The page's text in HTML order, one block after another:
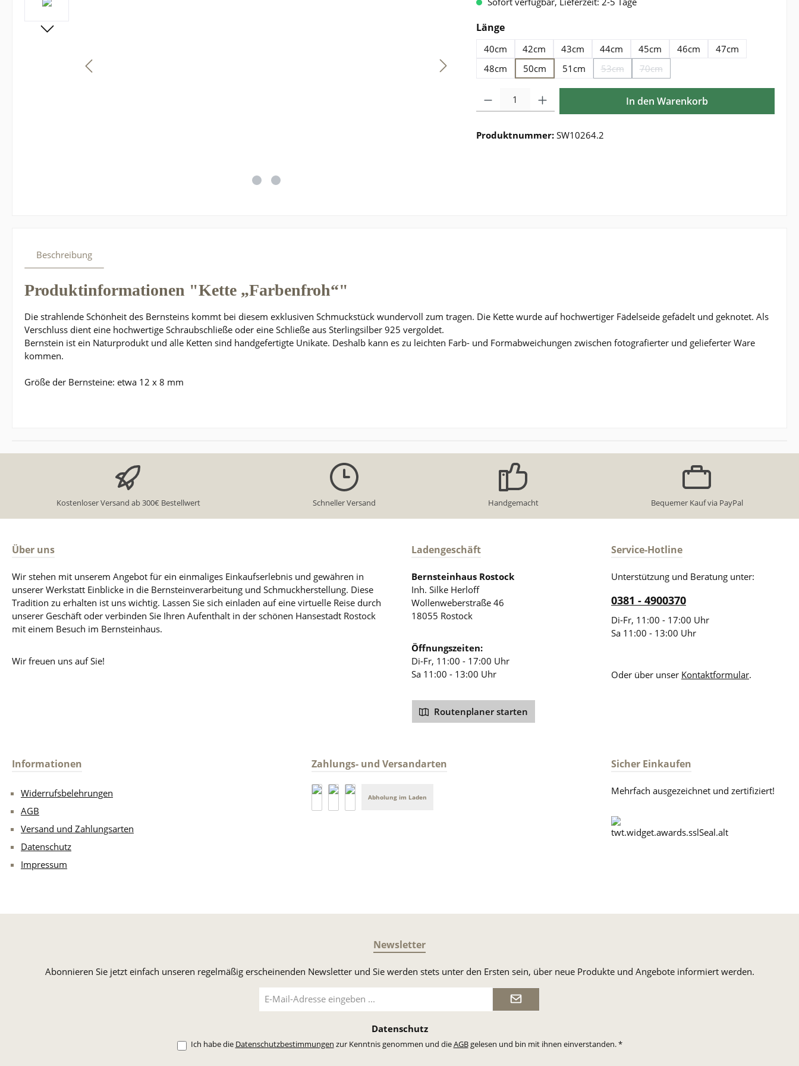
Längeauswählen
40cm 42cm 43cm 44cm 45cm 46cm
47cm
48cm
50cm 51cm 53cm
(Diese Option ist zurzeit nicht verfügbar.)
70cm
(Diese Option ist zurzeit nicht verfügbar.)
In den Warenkorb
Produktnummer: SW10264.2
Beschreibung
Produktinformationen "Kette „Farbenfroh“"
Die strahlende Schönheit des Bernsteins kommt bei diesem exklusiven Schmuckstück wundervoll zum tragen. Die Kette wurde auf hochwertiger Fädelseide gefädelt und geknotet. Als
Verschluss dient eine hochwertige Schraubschließe oder eine Schließe aus Sterlingsilber 925 vergoldet.
Bernstein ist ein Naturprodukt und alle Ketten sind handgefertigte Unikate. Deshalb kann es zu leichten Farb- und Formabweichungen zwischen fotografierter und gelieferter Ware
kommen.
Größe der Bernsteine: etwa 12 x 8 mm
Kostenloser Versand ab 300€ Bestellwert Schneller Versand Handgemacht Bequemer Kauf via PayPal
Über uns
Wir stehen mit unserem Angebot für ein einmaliges Einkaufserlebnis und gewähren in
unserer Werkstatt Einblicke in die Bernsteinverarbeitung und Schmuckherstellung. Diese
Tradition zu erhalten ist uns wichtig. Lassen Sie sich einladen auf eine virtuelle Reise durch
unserer Geschäft oder verbinden Sie Ihren Aufenthalt in der schönen Hansestadt Rostock
mit einem Besuch im Bernsteinhaus.
Wir freuen uns auf Sie!
Ladengeschäft
Bernsteinhaus Rostock
Inh. Silke Herloff
Wollenweberstraße 46
18055 Rostock
Öffnungszeiten:
Di-Fr, 11:00 - 17:00 Uhr
Sa 11:00 - 13:00 Uhr
Routenplaner starten
Service-Hotline
Unterstützung und Beratung unter:
0381 - 4900370
Di-Fr, 11:00 - 17:00 Uhr
Sa 11:00 - 13:00 Uhr
Oder über unser Kontaktformular.
Informationen
Widerrufsbelehrungen
AGB
Versand und Zahlungsarten
Datenschutz
Impressum
Zahlungs- und Versandarten
Abholung im Laden
Sicher Einkaufen
Mehrfach ausgezeichnet und zertifiziert!
Newsletter
Abonnieren Sie jetzt einfach unseren regelmäßig erscheinenden Newsletter und Sie werden stets unter den Ersten sein, über neue Produkte und Angebote informiert werden.
Mail-
Adresse
Datenschutz
Ich habe die Datenschutzbestimmungen zur Kenntnis genommen und dieAGBgelesen und bin mit ihnen einverstanden.*